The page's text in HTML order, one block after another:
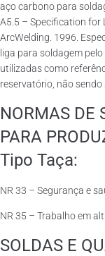
aço carbono para
A5.5 – Specification for
ArcWelding. 1996.
liga para soldagem
utilizadas como
reservatório, não sendo
NORMAS DE
PARA
Tipo Taça:
NR 33 – Segurança e
NR 35 – Trabalho em
SOLDAS E